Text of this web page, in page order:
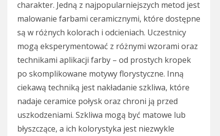
charakter. Jedną z najpopularniejszych metod jest
malowanie farbami ceramicznymi, które dostępne
są w różnych kolorach i odcieniach. Uczestnicy
mogą eksperymentować z różnymi wzorami oraz
technikami aplikacji farby – od prostych kropek
po skomplikowane motywy florystyczne. Inną
ciekawą techniką jest nakładanie szkliwa, które
nadaje ceramice połysk oraz chroni ją przed
uszkodzeniami. Szkliwa mogą być matowe lub
błyszczące, a ich kolorystyka jest niezwykle